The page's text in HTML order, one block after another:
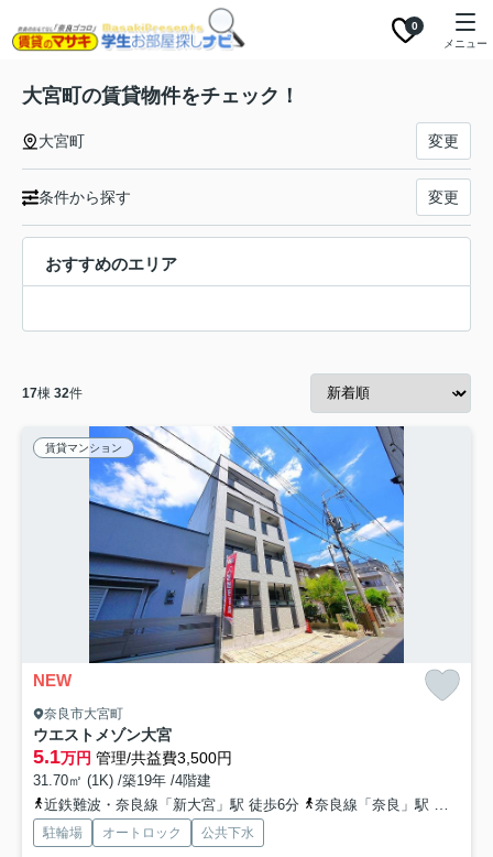
0
メニュー
大宮町の賃貸物件をチェック！
大宮町 変更
条件から探す 変更
おすすめのエリア
17棟 32件
賃貸マンション
NEW
奈良市大宮町
ウエストメゾン大宮
5.1万円 管理/共益費3,500円
31.70㎡ (1K) /築19年 /4階建
近鉄難波・奈良線「新大宮」駅 徒歩6分
奈良線「奈良」駅 徒歩10分
駐輪場 オートロック 公共下水